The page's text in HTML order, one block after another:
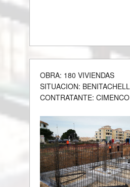
OBRA: 180 VIVIENDAS
SITUACION: BENITACHELL
CONTRATANTE: CIMENCO